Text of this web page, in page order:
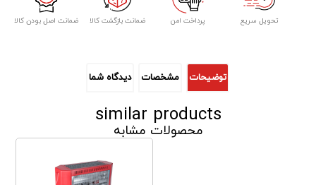
تحویل سریع پرداخت امن ضمانت بازگشت کالا ضمانت اصل بودن کالا
توضیحات مشخصات دیدگاه شما
similar products
محصولات مشابه